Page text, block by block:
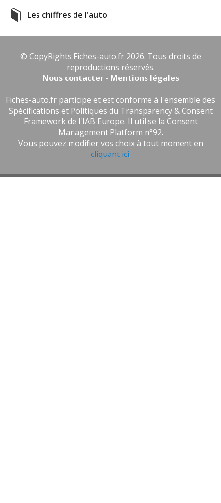
Les chiffres de l'auto
© CopyRights Fiches-auto.fr 2026. Tous droits de
reproductions réservés.
Nous contacter - Mentions légales
Fiches-auto.fr participe et est conforme à l'ensemble des
Spécifications et Politiques du Transparency & Consent
Framework de l'IAB Europe. Il utilise la Consent
Management Platform n°92.
Vous pouvez modifier vos choix à tout moment en
cliquant ici.